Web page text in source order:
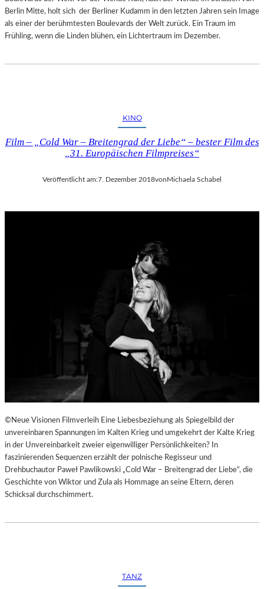
Berlin Mitte, holt sich der Berliner Kudamm in den letzten Jahren sein Image
als einer der berühmtesten Boulevards der Welt zurück. Ein Traum im
Frühling, wenn die Linden blühen, ein Lichtertraum im Dezember.
KINO
Film – „Cold War – Breitengrad der Liebe“ – bester Film des
„31. Europäischen Filmpreises“
Veröffentlicht am:7. Dezember 2018vonMichaela Schabel
©Neue Visionen Filmverleih Eine Liebesbeziehung als Spiegelbild der
unvereinbaren Spannungen im Kalten Krieg und umgekehrt der Kalte Krieg
in der Unvereinbarkeit zweier eigenwilliger Persönlichkeiten? In
faszinierenden Sequenzen erzählt der polnische Regisseur und
Drehbuchautor Paweł Pawlikowski „Cold War – Breitengrad der Liebe“, die
Geschichte von Wiktor und Zula als Hommage an seine Eltern, deren
Schicksal durchschimmert.
TANZ